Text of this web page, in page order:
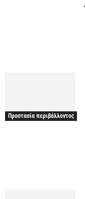
Προστασία περιβάλλοντος